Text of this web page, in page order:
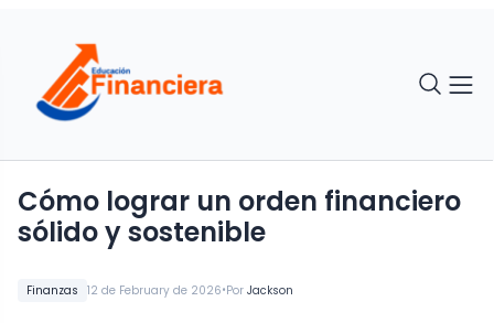
Finanzas 12 de February de 2026•Por Jackson
Cómo lograr un orden financiero
sólido y sostenible